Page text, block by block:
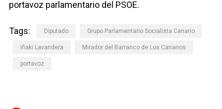
portavoz parlamentario del PSOE.
Tags: Diputado Grupo Parlamentario Socialista Canario
Iñaki Lavandera Mirador del Barranco de Los Canarios
portavoz